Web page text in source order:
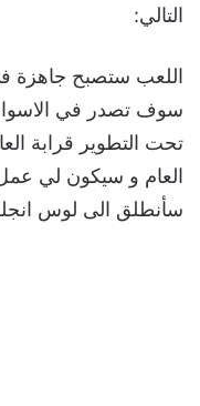
التالي:
سوف تصدر في
تحت التطوير قرابة
العام و سيكون لي
سأنطلق الى لوس